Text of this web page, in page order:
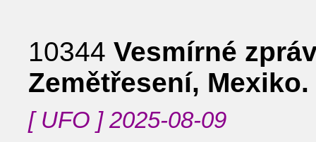
10344 Vesmírné
Zemětřesení, Mexiko.
[ UFO ] 2025-08-09